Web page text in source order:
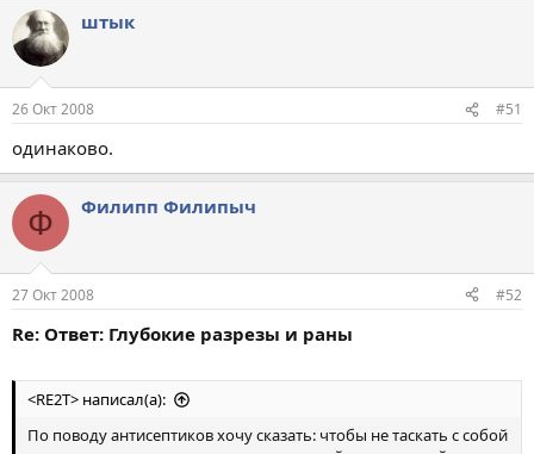
штык
26 Окт 2008 #51
одинаково.
Ф Филипп Филипыч
27 Окт 2008 #52
Re: Ответ: Глубокие разрезы и раны
<RE2T> написал(а):
По поводу антисептиков хочу сказать: чтобы не таскать с собой